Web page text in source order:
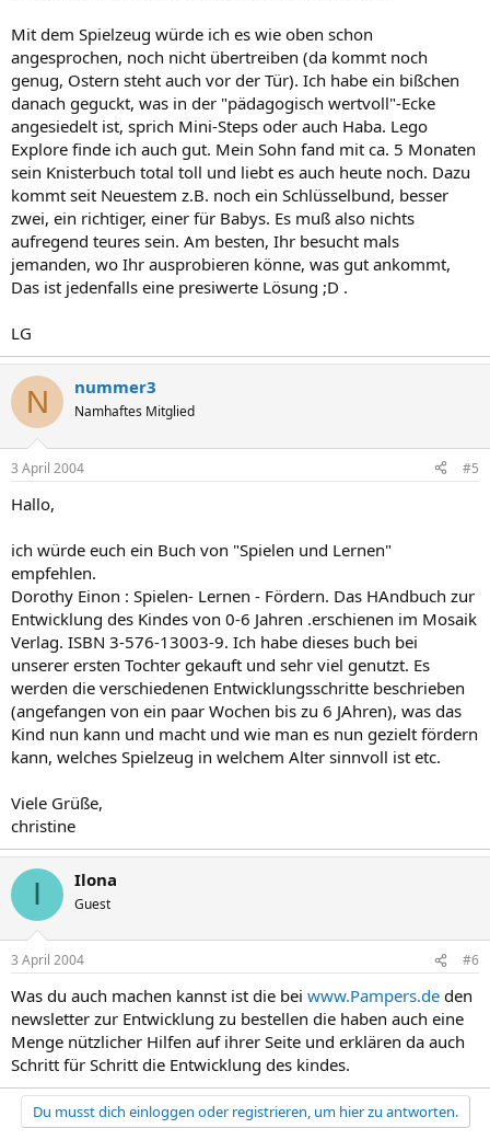
Mit dem Spielzeug würde ich es wie oben schon
angesprochen, noch nicht übertreiben (da kommt noch
genug, Ostern steht auch vor der Tür). Ich habe ein bißchen
danach geguckt, was in der "pädagogisch wertvoll"-Ecke
angesiedelt ist, sprich Mini-Steps oder auch Haba. Lego
Explore finde ich auch gut. Mein Sohn fand mit ca. 5 Monaten
sein Knisterbuch total toll und liebt es auch heute noch. Dazu
kommt seit Neuestem z.B. noch ein Schlüsselbund, besser
zwei, ein richtiger, einer für Babys. Es muß also nichts
aufregend teures sein. Am besten, Ihr besucht mals
jemanden, wo Ihr ausprobieren könne, was gut ankommt,
Das ist jedenfalls eine presiwerte Lösung ;D .
LG
N nummer3
Namhaftes Mitglied
3 April 2004 #5
Hallo,
ich würde euch ein Buch von "Spielen und Lernen"
empfehlen.
Dorothy Einon : Spielen- Lernen - Fördern. Das HAndbuch zur
Entwicklung des Kindes von 0-6 Jahren .erschienen im Mosaik
Verlag. ISBN 3-576-13003-9. Ich habe dieses buch bei
unserer ersten Tochter gekauft und sehr viel genutzt. Es
werden die verschiedenen Entwicklungsschritte beschrieben
(angefangen von ein paar Wochen bis zu 6 JAhren), was das
Kind nun kann und macht und wie man es nun gezielt fördern
kann, welches Spielzeug in welchem Alter sinnvoll ist etc.
Viele Grüße,
christine
I Ilona
Guest
3 April 2004 #6
Was du auch machen kannst ist die bei www.Pampers.de den
newsletter zur Entwicklung zu bestellen die haben auch eine
Menge nützlicher Hilfen auf ihrer Seite und erklären da auch
Schritt für Schritt die Entwicklung des kindes.
Du musst dich einloggen oder registrieren, um hier zu antworten.